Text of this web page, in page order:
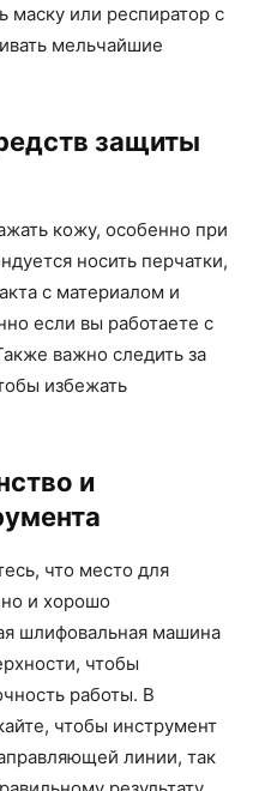
маску или респиратор с
мельчайшие
защиты
кожу, особенно при
носить перчатки,
с материалом и
если вы работаете с
важно следить за
избежать
и
что место для
и хорошо
шлифовальная машина
чтобы
работы. В
чтобы инструмент
линии, так